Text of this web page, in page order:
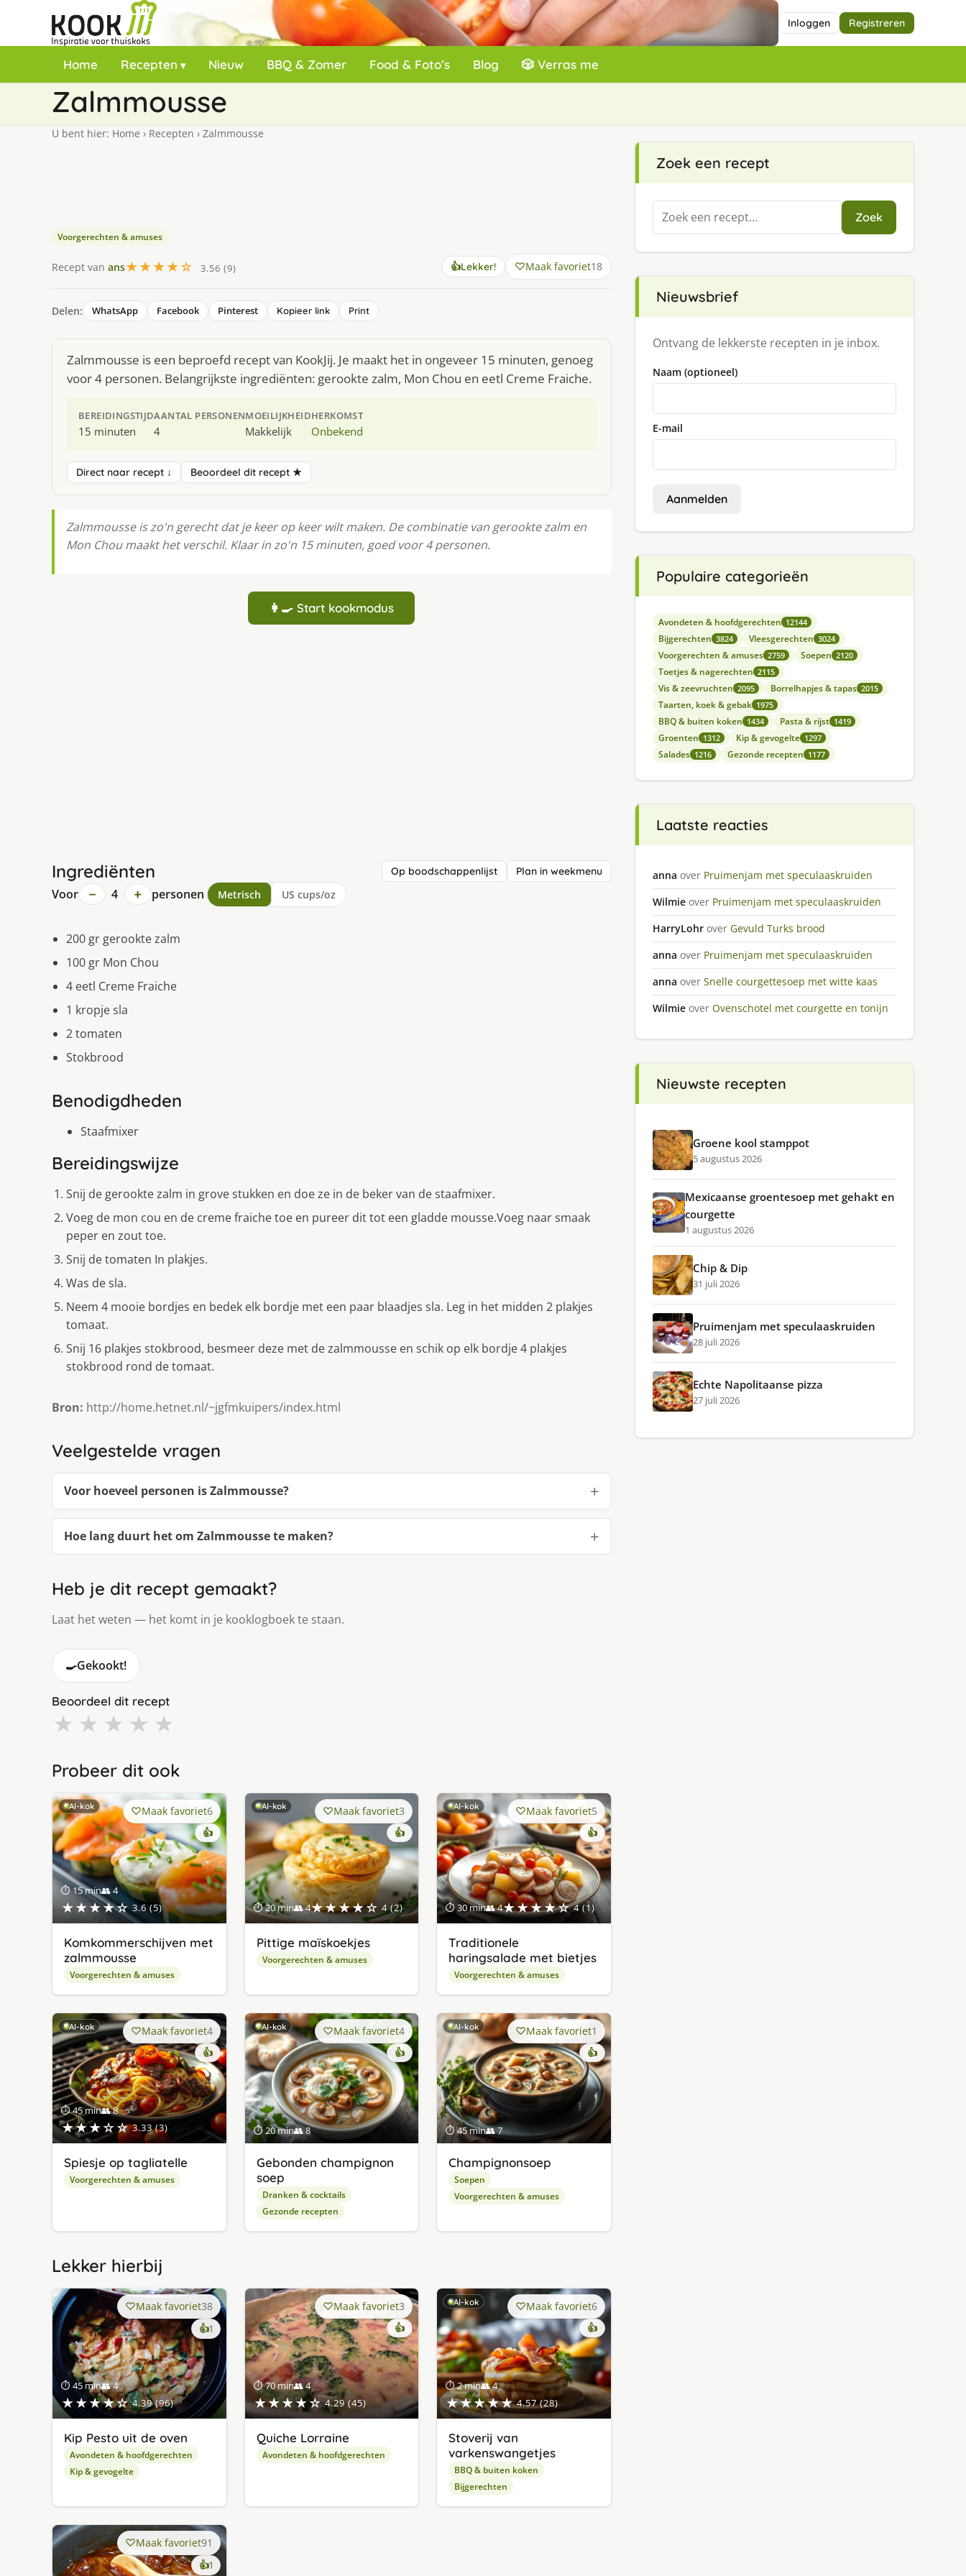
Inloggen Registreren
Home Recepten Nieuw BBQ & Zomer Food & Foto’s Blog 🎲 Verras me
Zalmmousse
U bent hier: Home › Recepten › Zalmmousse
Voorgerechten & amuses
Recept van ans★★★★☆ 3.56 (9) 👍Lekker! Maak favoriet18
Delen: WhatsApp Facebook Pinterest Kopieer link Print
Zalmmousse is een beproefd recept van KookJij. Je maakt het in ongeveer 15 minuten, genoeg
voor 4 personen. Belangrijkste ingrediënten: gerookte zalm, Mon Chou en eetl Creme Fraiche.
BEREIDINGSTIJD
15 minuten
AANTAL PERSONEN
4
MOEILIJKHEID
Makkelijk
HERKOMST
Onbekend
Direct naar recept ↓ Beoordeel dit recept ★
Zalmmousse is zo'n gerecht dat je keer op keer wilt maken. De combinatie van gerookte zalm en
Mon Chou maakt het verschil. Klaar in zo'n 15 minuten, goed voor 4 personen.
👩‍🍳 Start kookmodus
Ingrediënten Op boodschappenlijst Plan in weekmenu
Voor − 4 + personen Metrisch US cups/oz
200 gr gerookte zalm
100 gr Mon Chou
4 eetl Creme Fraiche
1 kropje sla
2 tomaten
Stokbrood
Benodigdheden
Staafmixer
Bereidingswijze
Snij de gerookte zalm in grove stukken en doe ze in de beker van de staafmixer.
Voeg de mon cou en de creme fraiche toe en pureer dit tot een gladde mousse.Voeg naar smaak
peper en zout toe.
Snij de tomaten In plakjes.
Was de sla.
Neem 4 mooie bordjes en bedek elk bordje met een paar blaadjes sla. Leg in het midden 2 plakjes
tomaat.
Snij 16 plakjes stokbrood, besmeer deze met de zalmmousse en schik op elk bordje 4 plakjes
stokbrood rond de tomaat.
Bron: http://home.hetnet.nl/~jgfmkuipers/index.html
Veelgestelde vragen
Voor hoeveel personen is Zalmmousse?
Hoe lang duurt het om Zalmmousse te maken?
Heb je dit recept gemaakt?
Laat het weten — het komt in je kooklogboek te staan.
🍳Gekookt!
Beoordeel dit recept
★ ★ ★ ★ ★
Probeer dit ook
AI-kok
⏱ 15 min👥 4
★★★★☆ 3.6 (5)
Maak favoriet6
👍
Komkommerschijven met
zalmmousse
Voorgerechten & amuses
AI-kok
⏱ 20 min👥 4★★★★☆ 4 (2)
Maak favoriet3
👍
Pittige maïskoekjes
Voorgerechten & amuses
AI-kok
⏱ 30 min👥 4★★★★☆ 4 (1)
Maak favoriet5
👍
Traditionele
haringsalade met bietjes
Voorgerechten & amuses
AI-kok
⏱ 45 min👥 8
★★★☆☆ 3.33 (3)
Maak favoriet4
👍
Spiesje op tagliatelle
Voorgerechten & amuses
AI-kok
⏱ 20 min👥 8
Maak favoriet4
👍
Gebonden champignon
soep
Dranken & cocktails
Gezonde recepten
AI-kok
⏱ 45 min👥 7
Maak favoriet1
👍
Champignonsoep
Soepen
Voorgerechten & amuses
Lekker hierbij
⏱ 45 min👥 4
★★★★☆ 4.39 (96)
Maak favoriet38
👍1keer
lekker
gevonden
Kip Pesto uit de oven
Avondeten & hoofdgerechten
Kip & gevogelte
⏱ 70 min👥 4
★★★★☆ 4.29 (45)
Maak favoriet3
👍
Quiche Lorraine
Avondeten & hoofdgerechten
AI-kok
⏱ 2 min👥 4
★★★★★ 4.57 (28)
Maak favoriet6
👍
Stoverij van
varkenswangetjes
BBQ & buiten koken
Bijgerechten
Maak favoriet91
👍1keer
Zoek een recept
Zoeken
naar:
Zoek
Nieuwsbrief
Ontvang de lekkerste recepten in je inbox.
Naam (optioneel)
E-mail
Aanmelden
Populaire categorieën
Avondeten & hoofdgerechten 12144
Bijgerechten 3824 Vleesgerechten 3024
Voorgerechten & amuses 2759 Soepen 2120
Toetjes & nagerechten 2115
Vis & zeevruchten 2095 Borrelhapjes & tapas 2015
Taarten, koek & gebak 1975
BBQ & buiten koken 1434 Pasta & rijst 1419
Groenten 1312 Kip & gevogelte 1297
Salades 1216 Gezonde recepten 1177
Laatste reacties
anna over Pruimenjam met speculaaskruiden
Wilmie over Pruimenjam met speculaaskruiden
HarryLohr over Gevuld Turks brood
anna over Pruimenjam met speculaaskruiden
anna over Snelle courgettesoep met witte kaas
Wilmie over Ovenschotel met courgette en tonijn
Nieuwste recepten
Groene kool stamppot
5 augustus 2026
Mexicaanse groentesoep met gehakt en
courgette
1 augustus 2026
Chip & Dip
31 juli 2026
Pruimenjam met speculaaskruiden
28 juli 2026
Echte Napolitaanse pizza
27 juli 2026